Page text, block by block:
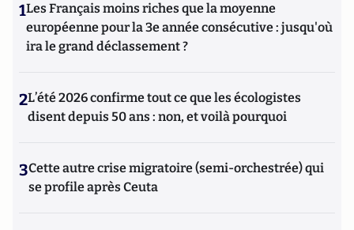
1Les Français moins riches que la moyenne
européenne pour la 3e année consécutive : jusqu'où
ira le grand déclassement ?
2L’été 2026 confirme tout ce que les écologistes
disent depuis 50 ans : non, et voilà pourquoi
3Cette autre crise migratoire (semi-orchestrée) qui
se profile après Ceuta